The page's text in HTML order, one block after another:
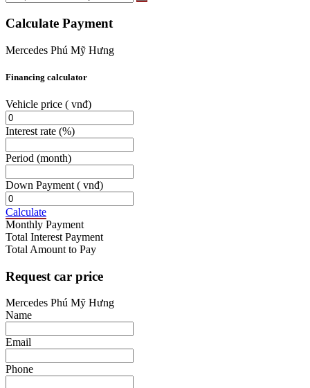
Calculate Payment
Mercedes Phú Mỹ Hưng
Financing calculator
Vehicle price ( vnđ)
Interest rate (%)
Period (month)
Down Payment ( vnđ)
Calculate
Monthly Payment
Total Interest Payment
Total Amount to Pay
Request car price
Mercedes Phú Mỹ Hưng
Name
Email
Phone